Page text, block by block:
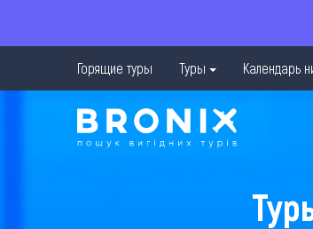
Горящие туры Туры Календарь